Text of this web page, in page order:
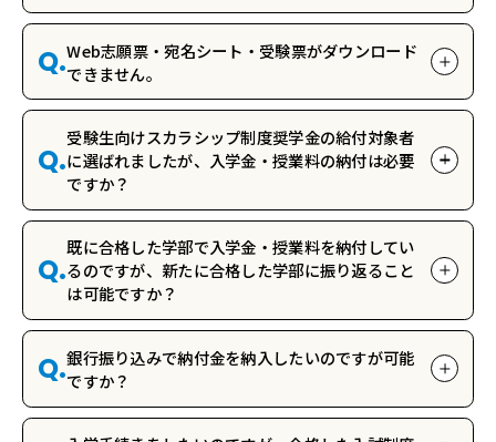
Q.Web志願票・宛名シート・受験票がダウンロード
できません。
Q.
受験生向けスカラシップ制度奨学金の給付対象者
に選ばれましたが、入学金・授業料の納付は必要
ですか？
Q.
既に合格した学部で入学金・授業料を納付してい
るのですが、新たに合格した学部に振り返ること
は可能ですか？
Q.銀行振り込みで納付金を納入したいのですが可能
ですか？